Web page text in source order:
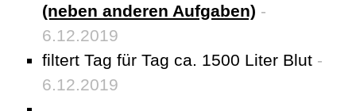
(neben anderen Aufgaben) -
6.12.2019
filtert Tag für Tag ca. 1500 Liter Blut -
6.12.2019